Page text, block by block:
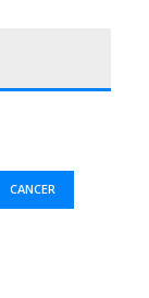
CANCER